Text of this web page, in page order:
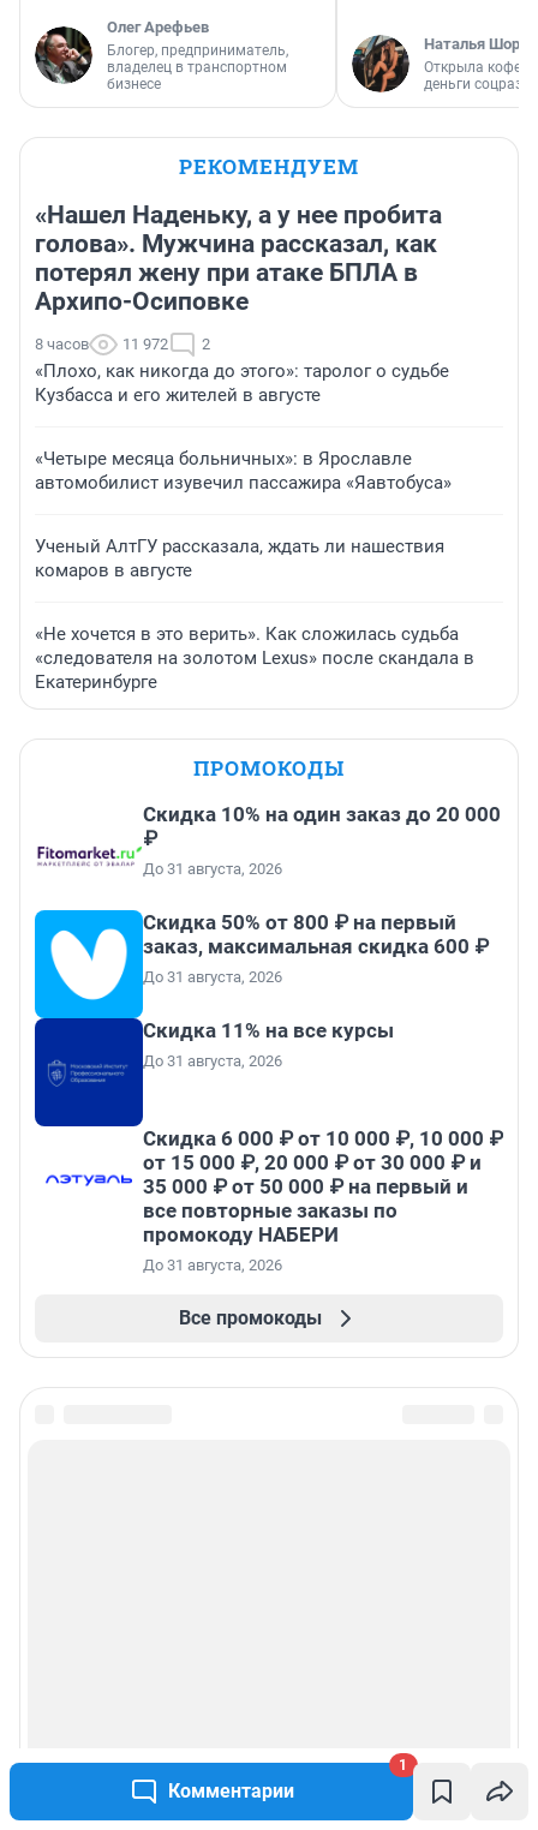
Комментарии
1
Олег Арефьев
Блогер, предприниматель,
владелец в транспортном
бизнесе
Наталья
Открыла
деньги
РЕКОМЕНДУЕМ
«Нашел Наденьку, а у нее пробита
голова». Мужчина рассказал, как
потерял жену при атаке БПЛА в
Архипо-Осиповке
8 часов 11 972 2
«Плохо, как никогда до этого»: таролог о судьбе
Кузбасса и его жителей в августе
«Четыре месяца больничных»: в Ярославле
автомобилист изувечил пассажира «Яавтобуса»
Ученый АлтГУ рассказала, ждать ли нашествия
комаров в августе
«Не хочется в это верить». Как сложилась судьба
«следователя на золотом Lexus» после скандала в
Екатеринбурге
ПРОМОКОДЫ
Скидка 10% на один заказ до 20 000
₽
До 31 августа, 2026
Скидка 50% от 800 ₽ на первый
заказ, максимальная скидка 600 ₽
До 31 августа, 2026
Скидка 11% на все курсы
До 31 августа, 2026
Скидка 6 000 ₽ от 10 000 ₽, 10 000 ₽
от 15 000 ₽, 20 000 ₽ от 30 000 ₽ и
35 000 ₽ от 50 000 ₽ на первый и
все повторные заказы по
промокоду НАБЕРИ
До 31 августа, 2026
Все промокоды